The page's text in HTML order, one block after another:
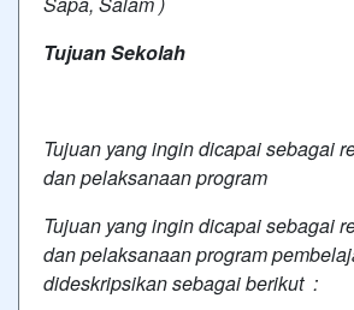
Tujuan Sekolah
Tujuan yang ingin dicapai sebagai
dan pelaksanaan program
Tujuan yang ingin dicapai sebagai
dan pelaksanaan program
dideskripsikan sebagai berikut :